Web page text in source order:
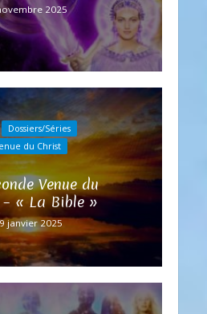
2025
Dossiers/Séries
du Christ
Venue du
« La Bible »
janvier 2025